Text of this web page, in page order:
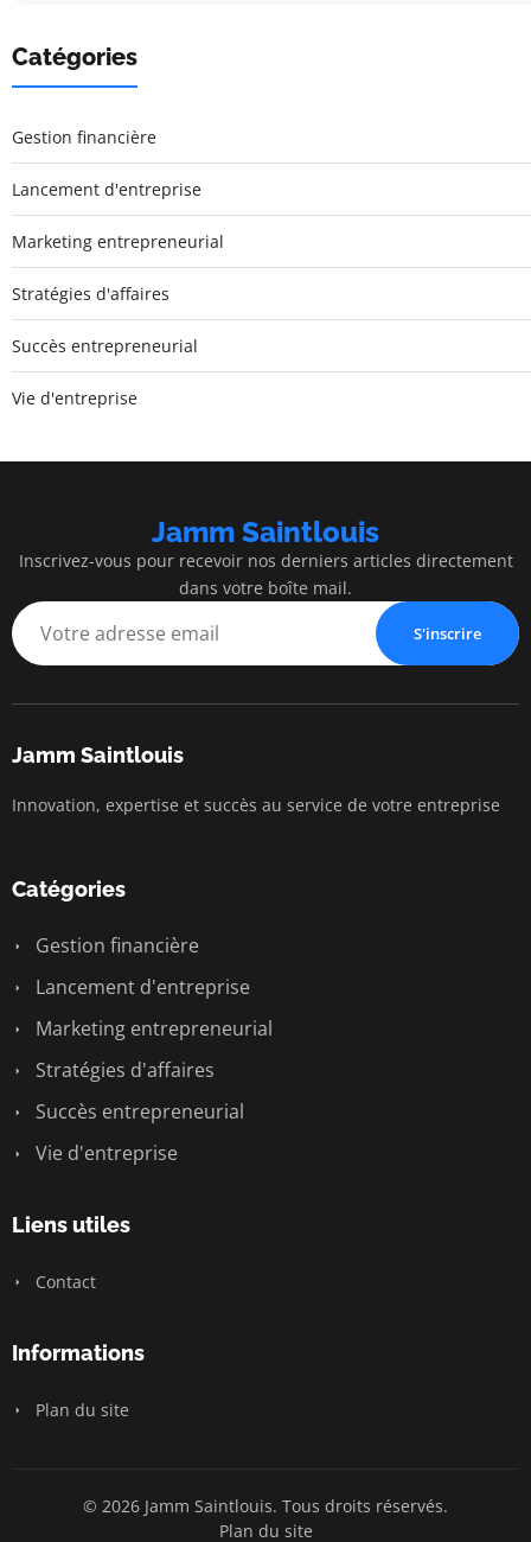
Catégories
Gestion financière
Lancement d'entreprise
Marketing entrepreneurial
Stratégies d'affaires
Succès entrepreneurial
Vie d'entreprise
Jamm Saintlouis
Inscrivez-vous pour recevoir nos derniers articles directement
dans votre boîte mail.
S'inscrire
Jamm Saintlouis
Innovation, expertise et succès au service de votre entreprise
Catégories
Gestion financière
Lancement d'entreprise
Marketing entrepreneurial
Stratégies d'affaires
Succès entrepreneurial
Vie d'entreprise
Liens utiles
Contact
Informations
Plan du site
© 2026 Jamm Saintlouis. Tous droits réservés.
Plan du site